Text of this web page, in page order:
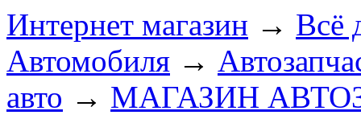
Интернет магазин → Всё
Автомобиля →
авто → МАГАЗИН